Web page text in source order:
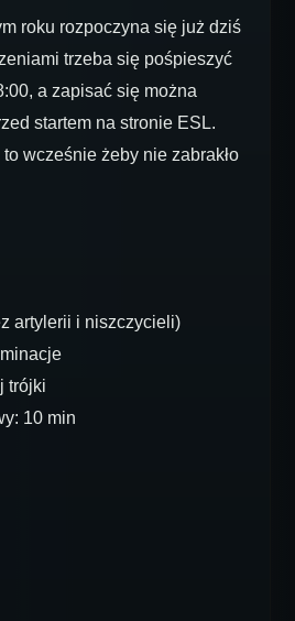
roku rozpoczyna się już dziś
trzeba się pośpieszyć
a zapisać się można
startem na stronie ESL.
wcześnie żeby nie zabrakło
artylerii i niszczycieli)
trójki
10 min